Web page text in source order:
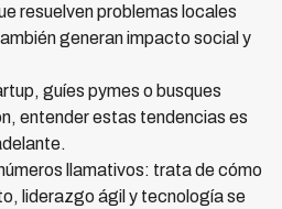
resuelven problemas locales
generan impacto social y
guíes pymes o busques
entender estas tendencias es
llamativos: trata de cómo
liderazgo ágil y tecnología se